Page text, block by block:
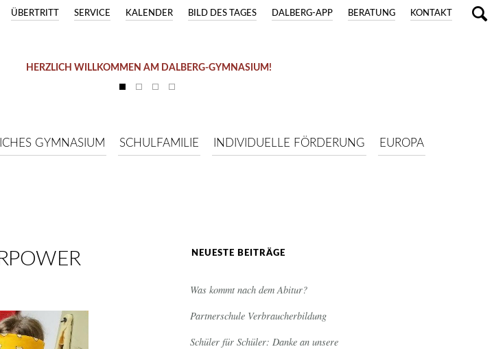
KONTAKT
BERATUNG
DALBERG-APP
BILD DES TAGES
KALENDER
SERVICE
ÜBERTRITT
HERZLICH WILLKOMMEN AM DALBERG-GYMNASIUM!
GYMNASIUM SCHULFAMILIE INDIVIDUELLE FÖRDERUNG EUROPA
NEUESTE BEITRÄGE
Was kommt nach dem Abitur?
Partnerschule Verbraucherbildung
Schüler für Schüler: Danke an unsere